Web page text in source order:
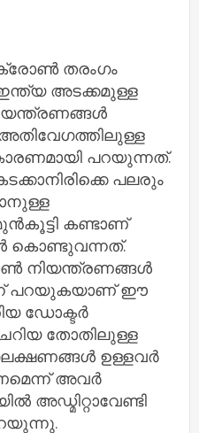
തരംഗം
അടക്കമുള്ള
പറയുന്നത്.
പലരും
കണ്ടാണ്
കൊണ്ടുവന്നത്.
നിയന്ത്രണങ്ങള്‍
പറയുകയാണ് ഈ
ഡോക്ടര്‍
തോതിലുള്ള
ഉള്ളവര്‍
അവര്‍
അഡ്മിറ്റാവേണ്ടി